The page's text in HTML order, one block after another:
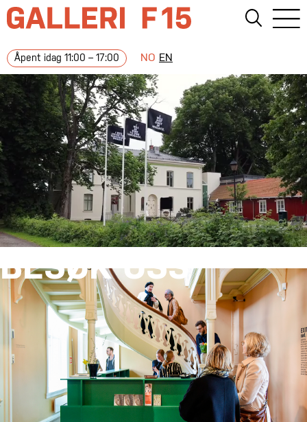
Åpent idag 11:00 – 17:00 NO EN
BESØK OSS